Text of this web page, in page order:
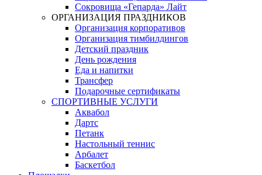
Сокровища «Гепарда» Лайт
ОРГАНИЗАЦИЯ ПРАЗДНИКОВ
Организация корпоративов
Организация тимбилдингов
Детский праздник
День рождения
Еда и напитки
Трансфер
Подарочные сертификаты
СПОРТИВНЫЕ УСЛУГИ
Аквабол
Дартс
Петанк
Настольный теннис
Арбалет
Баскетбол